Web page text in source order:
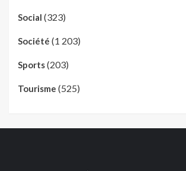
Social (323)
Société (1 203)
Sports(203)
Tourisme (525)